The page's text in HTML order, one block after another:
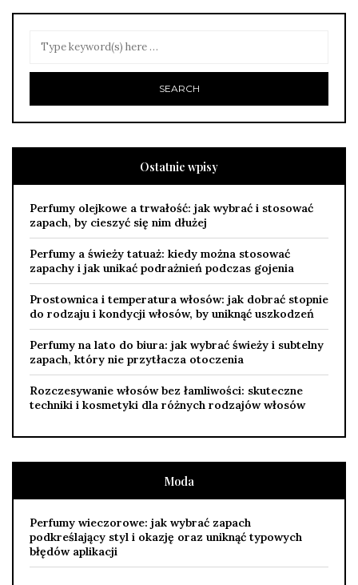
Ostatnie wpisy
Perfumy olejkowe a trwałość: jak wybrać i stosować
zapach, by cieszyć się nim dłużej
Perfumy a świeży tatuaż: kiedy można stosować
zapachy i jak unikać podrażnień podczas gojenia
Prostownica i temperatura włosów: jak dobrać stopnie
do rodzaju i kondycji włosów, by uniknąć uszkodzeń
Perfumy na lato do biura: jak wybrać świeży i subtelny
zapach, który nie przytłacza otoczenia
Rozczesywanie włosów bez łamliwości: skuteczne
techniki i kosmetyki dla różnych rodzajów włosów
Moda
Perfumy wieczorowe: jak wybrać zapach
podkreślający styl i okazję oraz uniknąć typowych
błędów aplikacji